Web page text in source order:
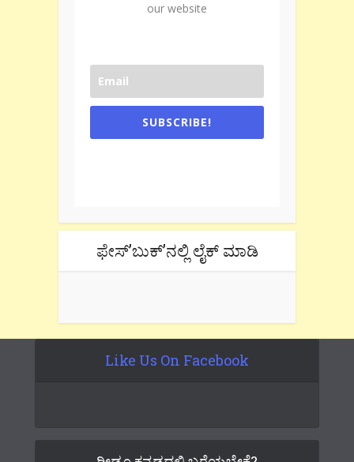
our website
SUBSCRIBE!
ಫೇಸ್’ಬುಕ್’ನಲ್ಲಿ ಲೈಕ್ ಮಾಡಿ
Like Us On Facebook